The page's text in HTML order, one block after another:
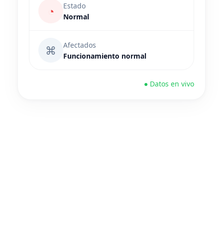
◔
Estado
Normal
⌘
Afectados
Funcionamiento normal
● Datos en vivo